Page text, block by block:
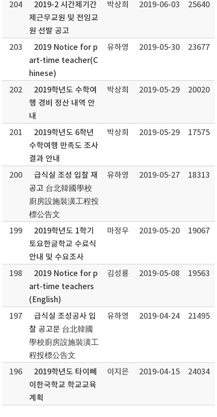
204
2019-2 시간제기간
제근무교원 및 전임교
원 선발 공고
박상희 2019-06-03 25640
203
2019 Notice for p
art-time teacher(C
hinese)
유하영 2019-05-30 23677
202
2019학년도 수학여
행 경비 정산 내역 안
내
박상희 2019-05-29 20020
201
2019학년도 6학년
수학여행 만족도 조사
결과 안내
박상희 2019-05-29 17575
200
급식실 조성 입찰 재
공고 台北韓國學校
廚房設施裝潢工程投
標公告文
유하영 2019-05-27 18313
199
2019학년도 1학기
토요한글학교 수료식
안내 및 수요조사
마정우 2019-05-20 19067
198
2019 Notice for p
art-time teachers
(English)
김성룡 2019-05-08 19563
197
급식실 조성공사 입
찰 공고문 台北韓國
學校廚房設施裝潢工
程投標公告文
유하영 2019-04-24 21495
196
2019학년도 타이뻬
이한국학교 학교교육
계획
이지은 2019-04-15 24034